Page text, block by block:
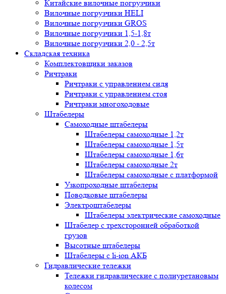
Китайские вилочные погрузчики
Вилочные погрузчики HELI
Вилочные погрузчики GROS
Вилочные погрузчики 1,5-1,8т
Вилочные погрузчики 2,0 - 2,5т
Складская техника
Комплектовщики заказов
Ричтраки
Ричтраки с управлением сидя
Ричтраки с управлением стоя
Ричтраки многоходовые
Штабелеры
Самоходные штабелеры
Штабелеры самоходные 1,2т
Штабелеры самоходные 1,5т
Штабелеры самоходные 1,6т
Штабелеры самоходные 2т
Штабелеры самоходные с платформой
Узкопроходные штабелеры
Поводковые штабелеры
Электроштабелеры
Штабелеры электрические самоходные
Штабелер с трехсторонней обработкой
грузов
Высотные штабелеры
Штабелеры с li-ion АКБ
Гидравлические тележки
Тележки гидравлические с полиуретановым
колесом